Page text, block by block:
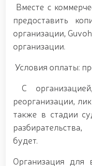
современными
посвятившие себя
почётом
Литературно-
тему «Kitobxon
задержан
преступления / /
«Жасорат» / / В
торжественное
годовщине
января — Дню
Праздничное
годовщины
Республики
Вместе с
предоставить
организации,
организации.
Условия оплаты:
С
реорганизации,
также в стадии
будет.
Организация для